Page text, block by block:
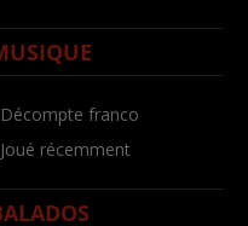
franco
récemment